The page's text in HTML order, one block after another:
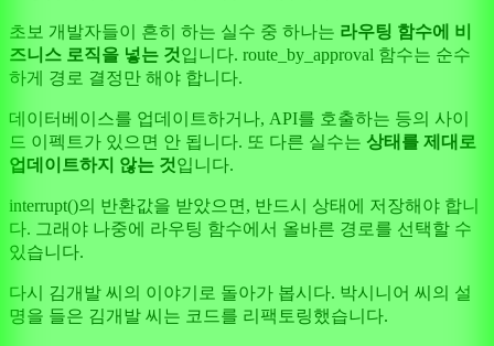
초보 개발자들이 흔히 하는 실수 중 하나는 라우팅 함수에 비
즈니스 로직을 넣는 것입니다. route_by_approval 함수는 순수
하게 경로 결정만 해야 합니다.
데이터베이스를 업데이트하거나, API를 호출하는 등의 사이
드 이펙트가 있으면 안 됩니다. 또 다른 실수는 상태를 제대로
업데이트하지 않는 것입니다.
interrupt()의 반환값을 받았으면, 반드시 상태에 저장해야 합니
다. 그래야 나중에 라우팅 함수에서 올바른 경로를 선택할 수
있습니다.
다시 김개발 씨의 이야기로 돌아가 봅시다. 박시니어 씨의 설
명을 들은 김개발 씨는 코드를 리팩토링했습니다.